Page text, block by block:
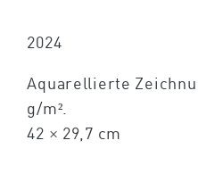
2024
Aquarellierte
g/m².
42 × 29,7 cm